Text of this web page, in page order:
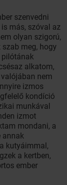
szenvedni
más, szóval az
olyan szigorú,
meg, hogy
pilótának
alkatom,
nem
izmos
kondíció
munkával
izmot
mondani, a
annak
kutyáimmal,
a kertben,
ember